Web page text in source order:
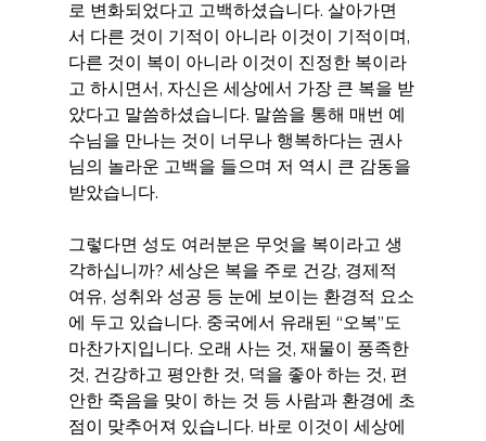
로 변화되었다고 고백하셨습니다. 살아가면
서 다른 것이 기적이 아니라 이것이 기적이며,
다른 것이 복이 아니라 이것이 진정한 복이라
고 하시면서, 자신은 세상에서 가장 큰 복을 받
았다고 말씀하셨습니다. 말씀을 통해 매번 예
수님을 만나는 것이 너무나 행복하다는 권사
님의 놀라운 고백을 들으며 저 역시 큰 감동을
받았습니다.
그렇다면 성도 여러분은 무엇을 복이라고 생
각하십니까? 세상은 복을 주로 건강, 경제적
여유, 성취와 성공 등 눈에 보이는 환경적 요소
에 두고 있습니다. 중국에서 유래된 “오복”도
마찬가지입니다. 오래 사는 것, 재물이 풍족한
것, 건강하고 평안한 것, 덕을 좋아 하는 것, 편
안한 죽음을 맞이 하는 것 등 사람과 환경에 초
점이 맞추어져 있습니다. 바로 이것이 세상에